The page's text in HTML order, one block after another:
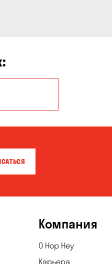
Компания
О Hop Hey
Карьера